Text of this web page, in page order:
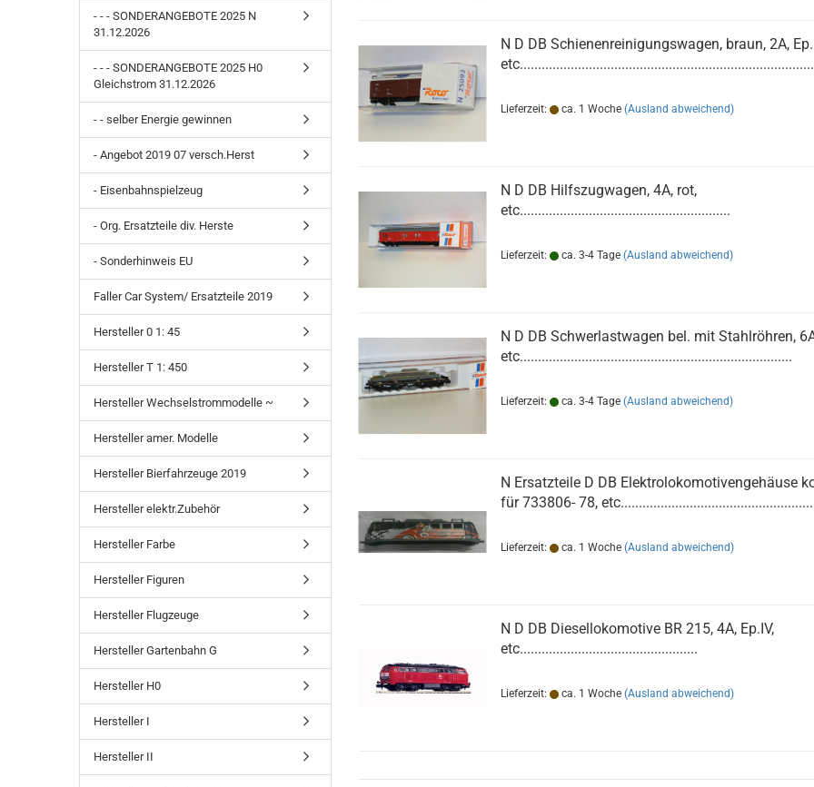
N D DB Schienenreinigungswagen, braun, 2A,
Lieferzeit: ca. 1 Woche (Ausland abweichend)
N D DB Hilfszugwagen, 4A, rot,
etc..........................................................
Lieferzeit: ca. 3-4 Tage (Ausland abweichend)
N D DB Schwerlastwagen bel. mit Stahlröhren,
etc...........................................................................
Lieferzeit: ca. 3-4 Tage (Ausland abweichend)
N Ersatzteile D DB Elektrolokomotivengehäuse
für 733806- 78,
Lieferzeit: ca. 1 Woche (Ausland abweichend)
N D DB Diesellokomotive BR 215, 4A, Ep.IV,
etc.................................................
Lieferzeit: ca. 1 Woche (Ausland abweichend)
- - - SONDERANGEBOTE 2025 N
31.12.2026
- - - SONDERANGEBOTE 2025 H0
Gleichstrom 31.12.2026
- - selber Energie gewinnen
- Angebot 2019 07 versch.Herst
- Eisenbahnspielzeug
- Org. Ersatzteile div. Herste
- Sonderhinweis EU
Faller Car System/ Ersatzteile 2019
Hersteller 0 1: 45
Hersteller T 1: 450
Hersteller Wechselstrommodelle ~
Hersteller amer. Modelle
Hersteller Bierfahrzeuge 2019
Hersteller elektr.Zubehör
Hersteller Farbe
Hersteller Figuren
Hersteller Flugzeuge
Hersteller Gartenbahn G
Hersteller H0
Hersteller I
Hersteller II